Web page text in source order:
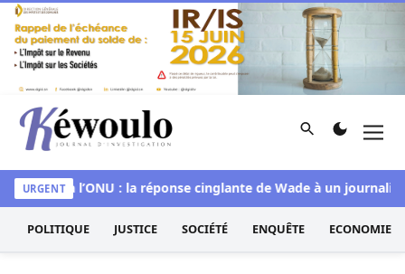
Aller au contenu
Kéwoulo, le premier site d'information et d'investigation
Rechercher
URGENT
Sall à l’ONU : la réponse cinglante de Wade à un journaliste
POLITIQUE JUSTICE SOCIÉTÉ ENQUÊTE ECONOMIE